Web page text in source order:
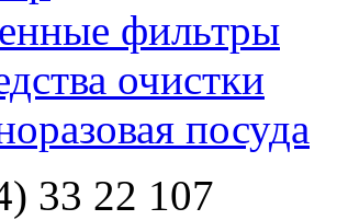
фильтры
очистки
посуда
33 22 107